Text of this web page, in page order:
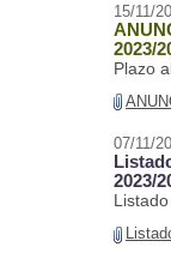
15/11/
2023/
Plazo
07/11/
2023/